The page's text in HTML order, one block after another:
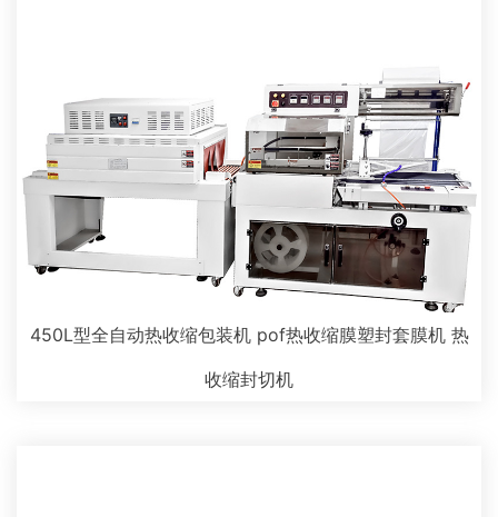
450L型全自动热收缩包装机 pof热收缩膜塑封套膜机 热
收缩封切机